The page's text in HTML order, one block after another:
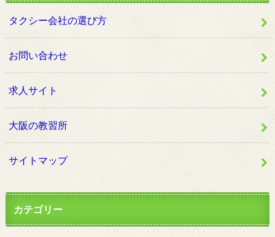
タクシー会社の選び方
お問い合わせ
求人サイト
大阪の教習所
サイトマップ
カテゴリー